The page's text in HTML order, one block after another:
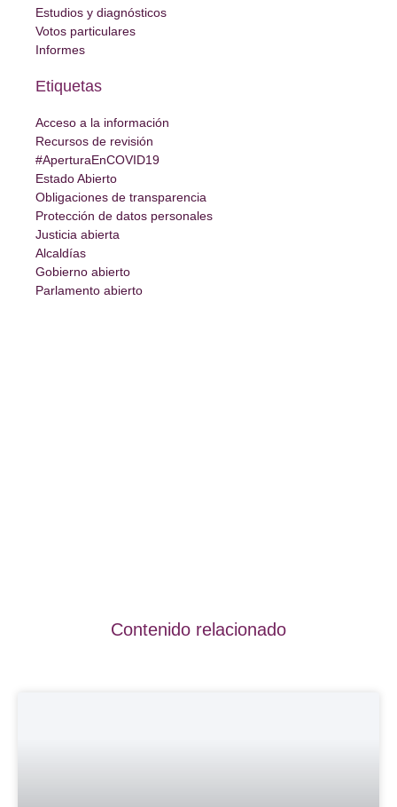
Estudios y diagnósticos
Votos particulares
Informes
Etiquetas
Acceso a la información
Recursos de revisión
#AperturaEnCOVID19
Estado Abierto
Obligaciones de transparencia
Protección de datos personales
Justicia abierta
Alcaldías
Gobierno abierto
Parlamento abierto
Contenido relacionado